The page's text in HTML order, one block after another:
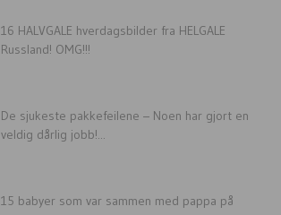
16 HALVGALE hverdagsbilder fra HELGALE
Russland! OMG!!!
De sjukeste pakkefeilene – Noen har gjort en
veldig dårlig jobb!...
15 babyer som var sammen med pappa på